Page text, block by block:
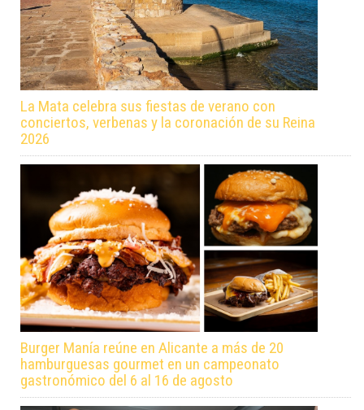
La Mata celebra sus fiestas de verano con
conciertos, verbenas y la coronación de su Reina
2026
Burger Manía reúne en Alicante a más de 20
hamburguesas gourmet en un campeonato
gastronómico del 6 al 16 de agosto